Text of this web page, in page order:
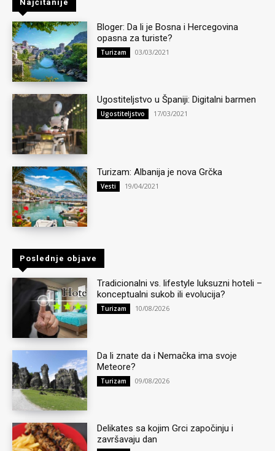
Najčitanije
Bloger: Da li je Bosna i Hercegovina
opasna za turiste?
Turizam 03/03/2021
Ugostiteljstvo u Španiji: Digitalni barmen
Ugostiteljstvo 17/03/2021
Turizam: Albanija je nova Grčka
Vesti 19/04/2021
Poslednje objave
Tradicionalni vs. lifestyle luksuzni hoteli –
konceptualni sukob ili evolucija?
Turizam 10/08/2026
Da li znate da i Nemačka ima svoje
Meteore?
Turizam 09/08/2026
Delikates sa kojim Grci započinju i
završavaju dan